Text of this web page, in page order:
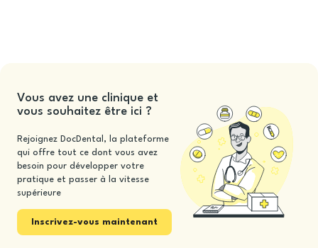
Vous avez une clinique et
vous souhaitez être ici ?
Rejoignez DocDental, la plateforme
qui offre tout ce dont vous avez
besoin pour développer votre
pratique et passer à la vitesse
supérieure
Inscrivez-vous maintenant